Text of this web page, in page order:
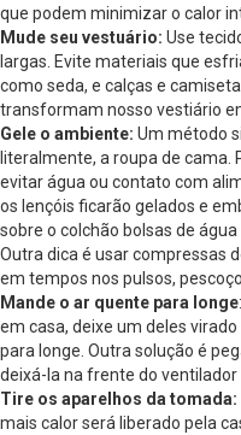
que podem minimizar o calor
Mude seu vestuário: Use
largas. Evite materiais que
como seda, e calças e
transformam nosso vestiário
Gele o ambiente: Um método
literalmente, a roupa de cama.
evitar água ou contato com
os lençóis ficarão gelados e
sobre o colchão bolsas de
Outra dica é usar compressas
em tempos nos pulsos,
Mande o ar quente para longe
em casa, deixe um deles
para longe. Outra solução é
deixá-la na frente do
Tire os aparelhos da tomada:
mais calor será liberado pela